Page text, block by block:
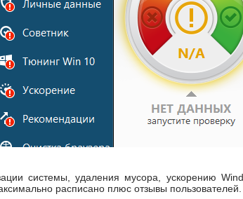
системы, удаления мусора, ускорению
расписано плюс отзывы пользователей.